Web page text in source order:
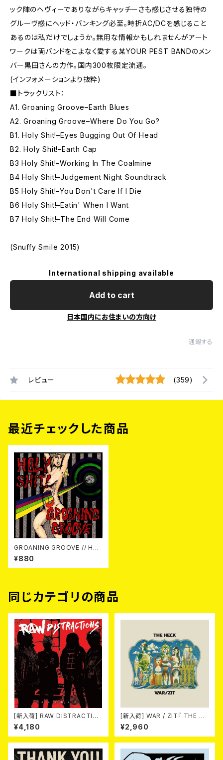
ック陣のヘヴィーでありながらキャッチーさも感じさせる独特の
グルーヴ感にヘッド・バンキング必至。時折AC/DCを感じること
あるのは私だけでしょうか。無用な情報かもしれませんがアート
ワークは両バンドをこよなく愛する某YOUR PEST BANDのメン
バー黒田さんの力作。国内300枚限定流通。
(インフォメーションより抜粋)
■トラックリスト：
A1. Groaning Groove–Earth Blues
A2. Groaning Groove–Where Do You Go?
B1. Holy Shit!–Eyes Bugging Out Of Head
B2. Holy Shit!–Earth Cap
B3 Holy Shit!–Working In The Coalmine
B4 Holy Shit!–Judgement Night Soundtrack
B5 Holy Shit!–You Don't Care If I Die
B6 Holy Shit!–Eatin' When I Want
B7 Holy Shit!–The End Will Come
(Snuffy Smile 2015)
International shipping available
Add to cart
日本国内にお住まいの方向け
通報する
レビュー (359)
最近チェックした商品
GROANING GROOVE // HOL
¥880
同じカテゴリの商品
[新入荷] RAW DISTRACTIO
NS / 奇しく燃える (LP)
¥4,180
[新入荷] WAR / ZIT『 THE HE
CK( 12") 』
¥2,960